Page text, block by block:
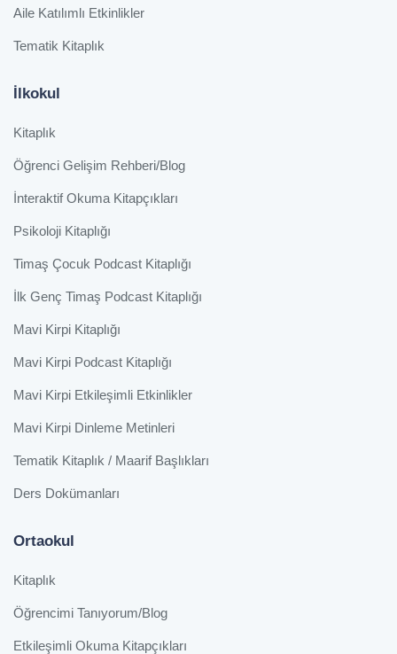
Aile Katılımlı Etkinlikler
Tematik Kitaplık
İlkokul
Kitaplık
Öğrenci Gelişim Rehberi/Blog
İnteraktif Okuma Kitapçıkları
Psikoloji Kitaplığı
Timaş Çocuk Podcast Kitaplığı
İlk Genç Timaş Podcast Kitaplığı
Mavi Kirpi Kitaplığı
Mavi Kirpi Podcast Kitaplığı
Mavi Kirpi Etkileşimli Etkinlikler
Mavi Kirpi Dinleme Metinleri
Tematik Kitaplık / Maarif Başlıkları
Ders Dokümanları
Ortaokul
Kitaplık
Öğrencimi Tanıyorum/Blog
Etkileşimli Okuma Kitapçıkları